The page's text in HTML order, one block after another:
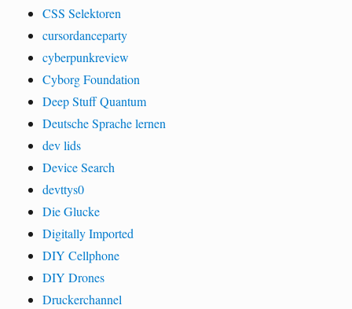
CSS Selektoren
cursordanceparty
cyberpunkreview
Cyborg Foundation
Deep Stuff Quantum
Deutsche Sprache lernen
dev lids
Device Search
devttys0
Die Glucke
Digitally Imported
DIY Cellphone
DIY Drones
Druckerchannel